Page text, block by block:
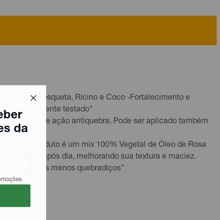
da
de Rosa Mosqueta, Rícino e Coco -Fortalecimento e
testado"
e ação antiquebra. Pode ser aplicado também
O produto é um mix 100% Vegetal de Óleo de Rosa
dia após dia, melhorando sua textura e maciez.
-87% fios menos quebradiços"